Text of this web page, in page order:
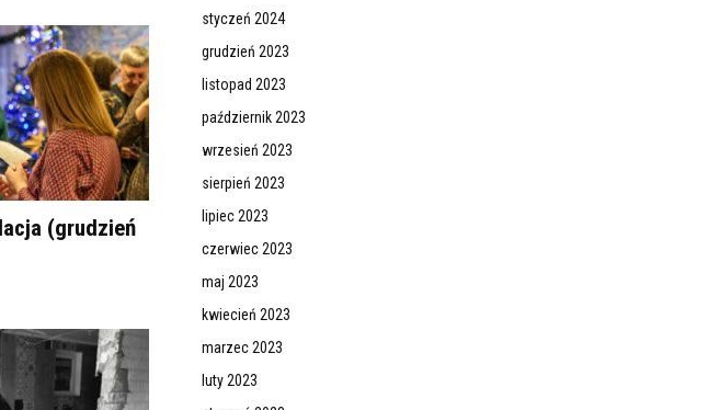
(grudzień
styczeń 2024
grudzień 2023
listopad 2023
październik 2023
wrzesień 2023
sierpień 2023
lipiec 2023
czerwiec 2023
maj 2023
kwiecień 2023
marzec 2023
luty 2023